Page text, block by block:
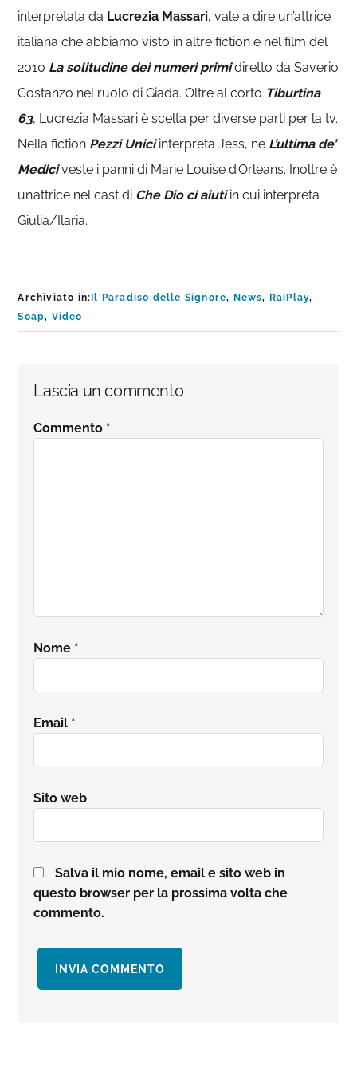
interpretata da Lucrezia Massari, vale a dire un’attrice
italiana che abbiamo visto in altre fiction e nel film del
2010 La solitudine dei numeri primi diretto da Saverio
Costanzo nel ruolo di Giada. Oltre al corto Tiburtina
63, Lucrezia Massari è scelta per diverse parti per la tv.
Nella fiction Pezzi Uniciinterpreta Jess, ne L’ultima de’
Medici veste i panni di Marie Louise d’Orleans. Inoltre è
un’attrice nel cast di Che Dio ci aiutiin cui interpreta
Giulia/Ilaria.
Archiviato in: Il Paradiso delle Signore, News, RaiPlay,
Soap, Video
Interazioni
del
Lascia un commento
Commento *
Nome *
Email *
Sito web
Salva il mio nome, email e sito web in
questo browser per la prossima volta che
commento.